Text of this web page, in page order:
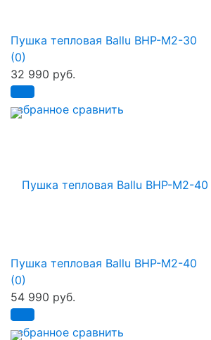
избранное сравнить
Пушка тепловая Ballu BHP-M2-30
(0)
32 990 руб.
избранное сравнить
Пушка тепловая Ballu BHP-M2-40
(0)
54 990 руб.